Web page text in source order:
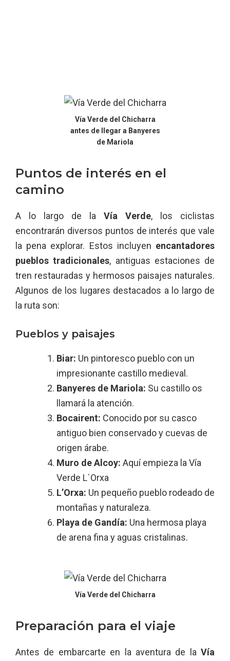
Vía Verde del Chicharra
antes de llegar a Banyeres
de Mariola
Puntos de interés en el
camino
A lo largo de la Vía Verde, los ciclistas
encontrarán diversos puntos de interés que vale
la pena explorar. Estos incluyen encantadores
pueblos tradicionales, antiguas estaciones de
tren restauradas y hermosos paisajes naturales.
Algunos de los lugares destacados a lo largo de
la ruta son:
Pueblos y paisajes
Biar: Un pintoresco pueblo con un
impresionante castillo medieval.
Banyeres de Mariola: Su castillo os
llamará la atención.
Bocairent: Conocido por su casco
antiguo bien conservado y cuevas de
origen árabe.
Muro de Alcoy: Aquí empieza la Vía
Verde L´Orxa
L’Orxa: Un pequeño pueblo rodeado de
montañas y naturaleza.
Playa de Gandía: Una hermosa playa
de arena fina y aguas cristalinas.
Vía Verde del Chicharra
Preparación para el viaje
Antes de embarcarte en la aventura de la Vía